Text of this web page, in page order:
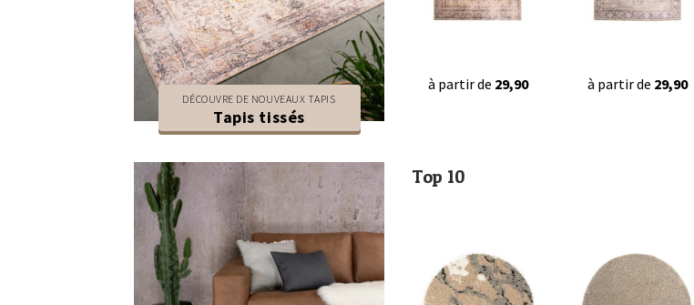
DÉCOUVRE DE NOUVEAUX TAPIS
Tapis tissés
à partir de 29,90 à partir de 29,90
Top 10